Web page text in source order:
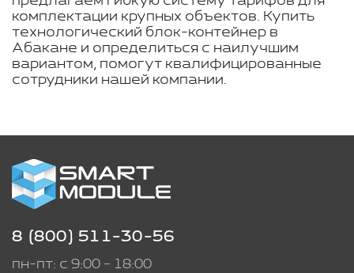
комплектации крупных объектов. Купить
технологический блок-контейнер в
Абакане и определиться с наилучшим
вариантом, помогут квалифицированные
сотрудники нашей компании.
8 (800) 511-30-56
пн-пт: с 9:00 - 18:00